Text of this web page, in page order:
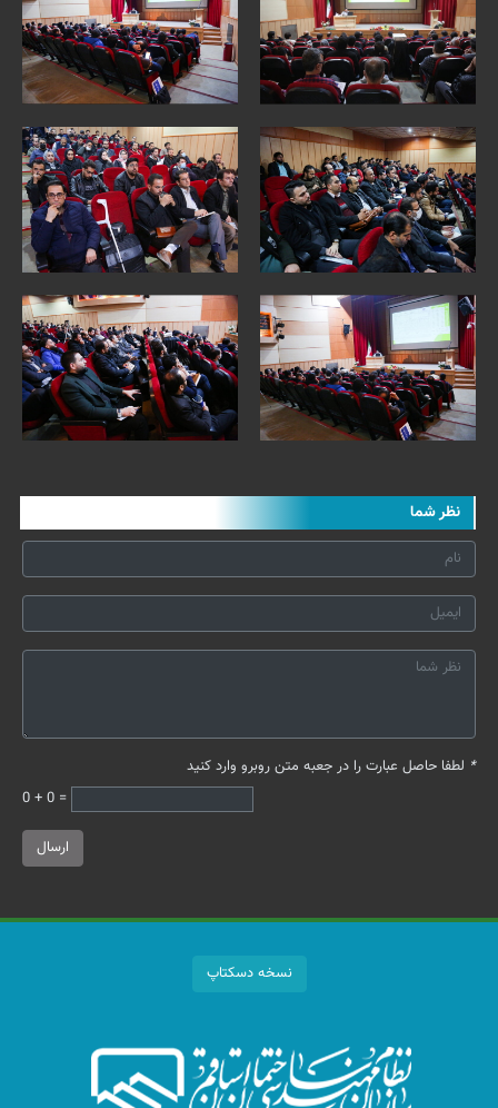
نظر شما
* لطفا حاصل عبارت را در جعبه متن روبرو وارد کنید
0 + 0 =
ارسال
نسخه دسکتاپ